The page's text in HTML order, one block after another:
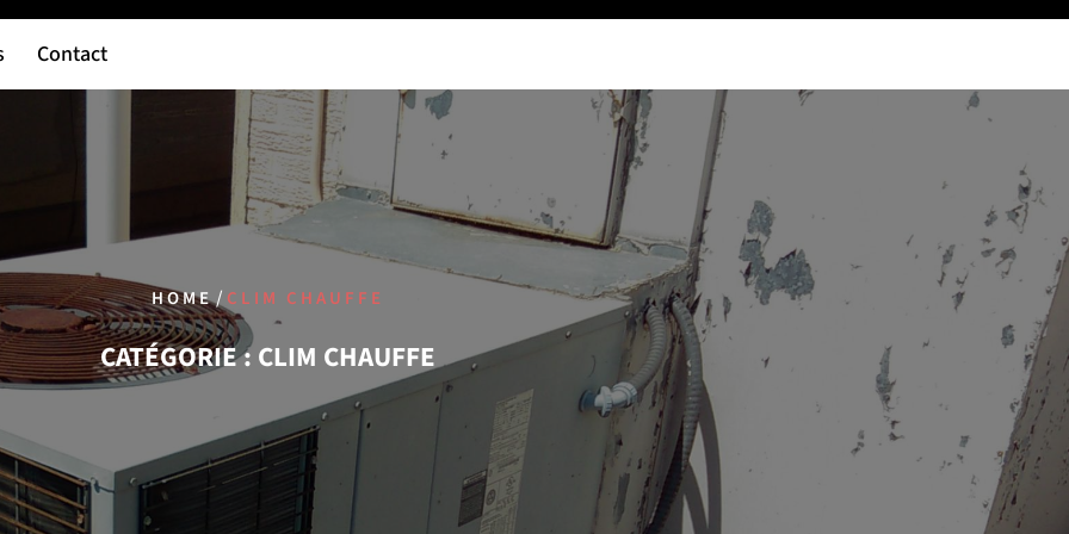
Contact
HOME/ CLIM CHAUFFE
CATÉGORIE :CLIM CHAUFFE